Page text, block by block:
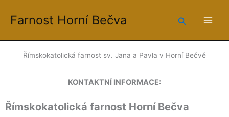
Farnost Horní Bečva Hledat
Římskokatolická farnost sv. Jana a Pavla v Horní Bečvě
KONTAKTNÍ INFORMACE:
Římskokatolická farnost Horní Bečva